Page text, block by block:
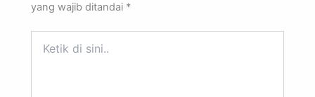
yang wajib ditandai *